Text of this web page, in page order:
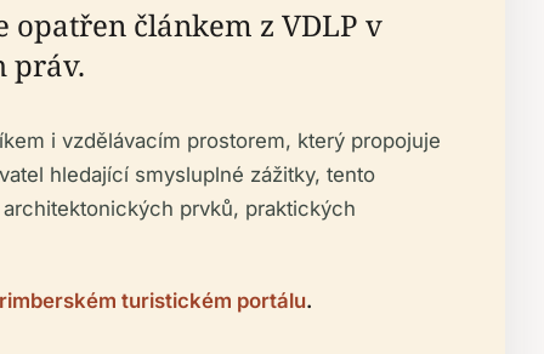
článkem z VDLP v
práv.
i vzdělávacím prostorem, který propojuje
hledající smysluplné zážitky, tento
prvků, praktických
turistickém portálu.